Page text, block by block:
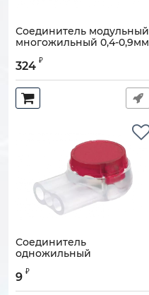
Соединитель модульный
многожильный 0,4-0,9мм
Артикул:
324 ₽
Соединитель
одножильный
0,9мм
Артикул: 120501-00026
9 ₽